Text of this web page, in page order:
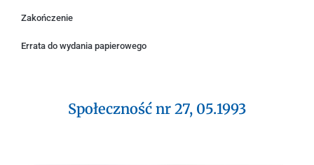
Zakończenie
Errata do wydania papierowego
Społeczność nr 27, 05.1993